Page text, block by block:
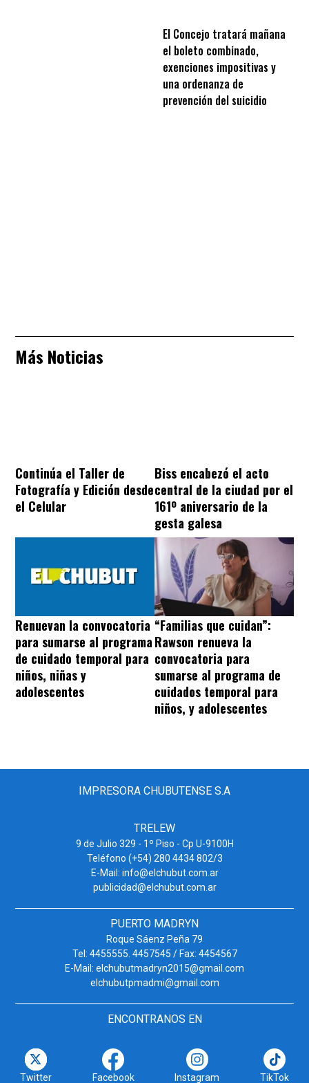
El Concejo tratará mañana
el boleto combinado,
exenciones impositivas y
una ordenanza de
prevención del suicidio
Más Noticias
Continúa el Taller de
Fotografía y Edición desde
el Celular
Biss encabezó el acto
central de la ciudad por el
161º aniversario de la
gesta galesa
Renuevan la convocatoria
para sumarse al programa
de cuidado temporal para
niños, niñas y
adolescentes
“Familias que cuidan”:
Rawson renueva la
convocatoria para
sumarse al programa de
cuidados temporal para
niños, y adolescentes
IMPRESORA CHUBUTENSE S.A
TRELEW
9 de Julio 329 - 1º Piso - Cp U-9100H
Teléfono (+54) 280 4434 802/3
E-Mail: info@elchubut.com.ar
publicidad@elchubut.com.ar
PUERTO MADRYN
Roque Sáenz Peña 79
Tel: 4455555. 4457545 / Fax: 4454567
E-Mail: elchubutmadryn2015@gmail.com
elchubutpmadmi@gmail.com
ENCONTRANOS EN
Twitter Facebook Instagram TikTok